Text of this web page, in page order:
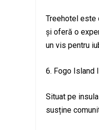
Treehotel este
și oferă o
un vis pentru
6. Fogo Island
Situat pe
susține